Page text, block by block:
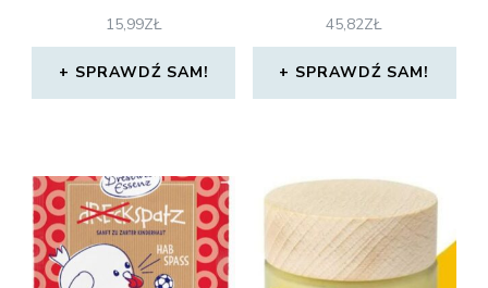
15,99ZŁ
SPRAWDŹ SAM!
45,82ZŁ
SPRAWDŹ SAM!